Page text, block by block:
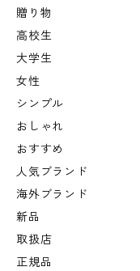
贈り物
高校生
大学生
女性
シンプル
おしゃれ
おすすめ
人気ブランド
海外ブランド
新品
取扱店
正規品